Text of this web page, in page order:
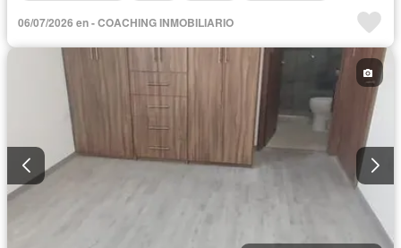
06/07/2026 en - COACHING INMOBILIARIO